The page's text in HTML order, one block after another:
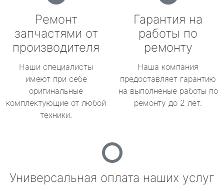
Ремонт
запчастями от
производителя
Наши специалисты
имеют при себе
оригинальные
комплектующие от любой
техники.
Гарантия на
работы по
ремонту
Наша компания
предоставляет гарантию
на выполненые работы по
ремонту до 2 лет.
Универсальная оплата наших услуг